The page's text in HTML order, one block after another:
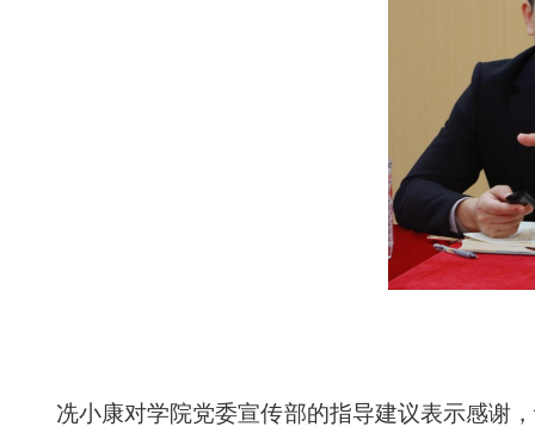
冼小康对学院党委宣传部的指导建议表示感谢